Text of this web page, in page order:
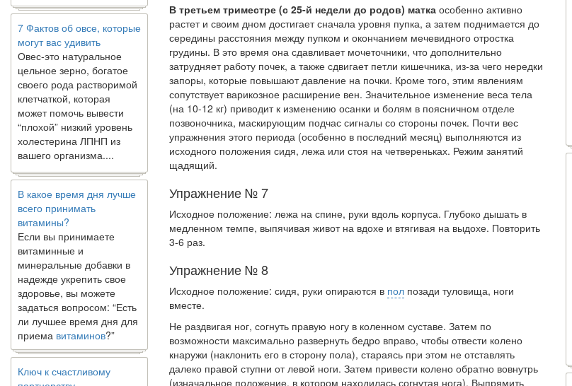
7 Фактов об овсе, которые
могут вас удивить
Овес-это натуральное
цельное зерно, богатое
своего рода растворимой
клетчаткой, которая
может помочь вывести
“плохой” низкий уровень
холестерина ЛПНП из
вашего организма....
В какое время дня лучше
всего принимать
витамины?
Если вы принимаете
витаминные и
минеральные добавки в
надежде укрепить свое
здоровье, вы можете
задаться вопросом: “Есть
ли лучшее время дня для
приемавитаминов?”
Ключ к счастливому
партнерству
В третьем триместре (с 25-й недели до родов) матка осо­бенно активно
растет и своим дном достигает сначала уров­ня пупка, а затем поднимается до
середины расстояния меж­ду пупком и окончанием мечевидного отростка
грудины. В это время она сдавливает мочеточники, что дополнитель­но
затрудняет работу почек, а также сдвигает петли кишеч­ника, из-за чего нередки
запоры, которые повышают давле­ние на почки. Кроме того, этим явлениям
сопутствует вари­козное расширение вен. Значительное изменение веса тела
(на 10-12 кг) приводит к изменению осанки и болям в пояс­ничном отделе
позвоночника, маскирующим подчас сигна­лы со стороны почек. Почти вес
упражнения этого периода (особенно в последний месяц) выполняются из
исходного положения сидя, лежа или стоя на четвереньках. Режим за­нятий
щадящий.
Упражнение № 7
Исходное положение: лежа на спине, руки вдоль корпуса. Глубоко дышать в
медленном темпе, выпячивая живот на вдохе и втягивая на выдохе. Повторить
3-6 раз.
Упражнение № 8
Исходное положение: сидя, руки опираются в пол позади туловища, ноги
вместе.
Не раздвигая ног, согнуть правую ногу в коленном суста­ве. Затем по
возможности максимально развернуть бедро вправо, чтобы отвести колено
кнаружи (наклонить его в сто­рону пола), стараясь при этом не отставлять
далеко правой ступни от левой ноги. Затем привести колено обратно во­внутрь
(изначальное положение, в котором находилась со­гнутая нога). Выпрямить